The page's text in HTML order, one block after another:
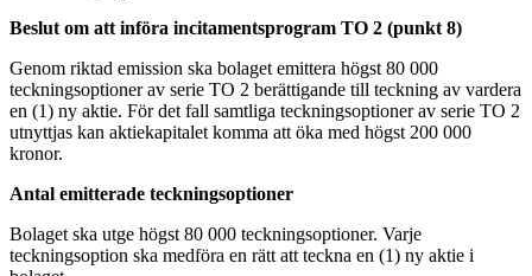
Beslut om att införa incitamentsprogram TO 2 (punkt 8)
Genom riktad emission ska bolaget emittera högst 80 000
teckningsoptioner av serie TO 2 berättigande till teckning av vardera
en (1) ny aktie. För det fall samtliga teckningsoptioner av serie TO 2
utnyttjas kan aktiekapitalet komma att öka med högst 200 000
kronor.
Antal emitterade teckningsoptioner
Bolaget ska utge högst 80 000 teckningsoptioner. Varje
teckningsoption ska medföra en rätt att teckna en (1) ny aktie i